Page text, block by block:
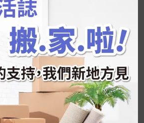
容易胖？
還有好玩的運動小遊戲！今年過
這盒跟我的親戚、朋友們一起分
推薦｜五款百元健康伴手禮
反彈嗎？作用解析＋停藥後體重